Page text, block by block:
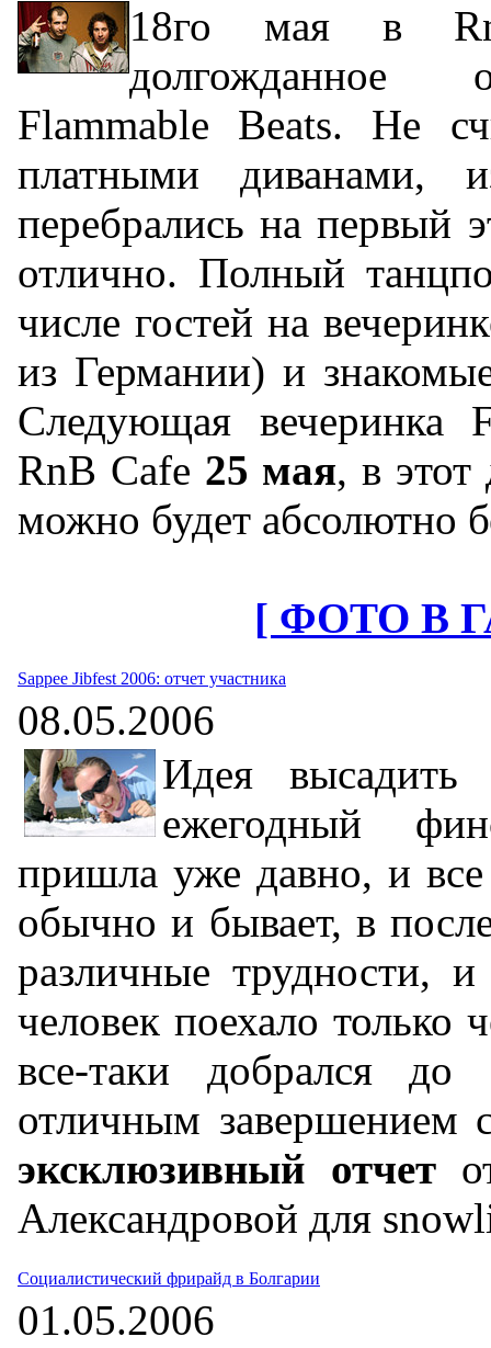
18го мая в
долгожданное
Flammable Beats. Не
платными диванами,
перебрались на первый
отлично. Полный
числе гостей на
из Германии) и
Следующая вечеринка
RnB Cafe 25 мая, в этот
можно будет абсолютно
[ ФОТО В
Sappee Jibfest 2006: отчет участника
08.05.2006
Идея высадить
ежегодный
пришла уже давно, и
обычно и бывает, в
различные трудности,
человек поехало только
все-таки добрался до
отличным завершением
эксклюзивный отчет
Александровой для
Социалистический фрирайд в Болгарии
01.05.2006